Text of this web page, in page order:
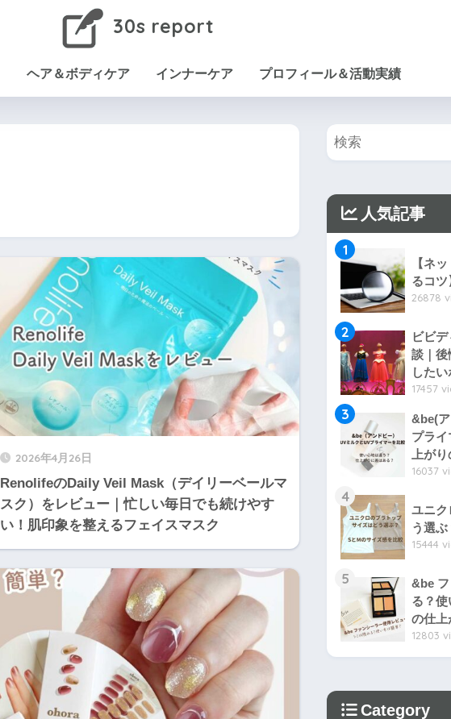
30s report
ヘア＆ボディケア インナーケア プロフィール＆活動実績
2026年4月26日
RenolifeのDaily Veil Mask（デイリーベールマ
スク）をレビュー｜忙しい毎日でも続けやす
い！肌印象を整えるフェイスマスク
人気記事
1
【ネ
るコツ
26878
2
ビビ
談｜後
したい
17457
3
&be(
プラ
上が
16037
4
ユニク
う選
15444
5
&be
る？使
の仕上
12803
Category